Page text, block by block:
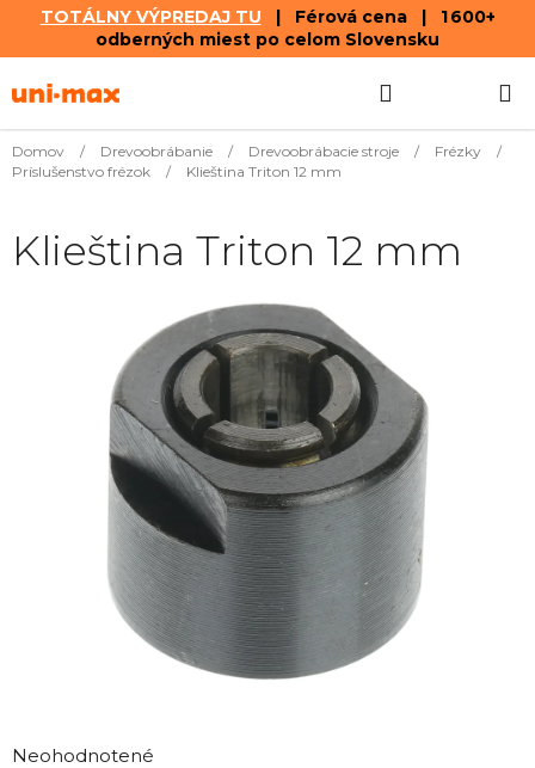
TOTÁLNY VÝPREDAJ TU | Férová cena | 1 600+
odberných miest po celom Slovensku
na
KOŠÍK
Domov / Drevoobrábanie / Drevoobrábacie stroje / Frézky
/
Príslušenstvo frézok
/ Klieština Triton 12 mm
hodnotenie
Neohodnotené
Klieština Triton 12 mm